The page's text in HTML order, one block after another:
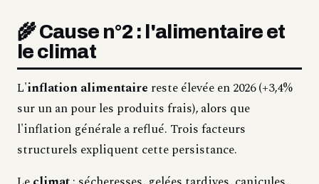
🌾 Cause n°2 : l'alimentaire et
le climat
L'inflation alimentaire reste élevée en 2026 (+3,4%
sur un an pour les produits frais), alors que
l'inflation générale a reflué. Trois facteurs
structurels expliquent cette persistance.